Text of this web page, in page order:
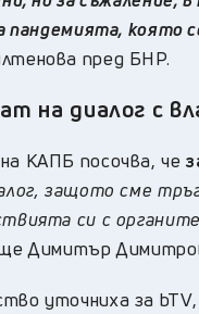
пандемията, която
пред БНР.
на диалог с
КАПБ посочва, че
защото сме
си с
Димитър
уточниха за bTV,